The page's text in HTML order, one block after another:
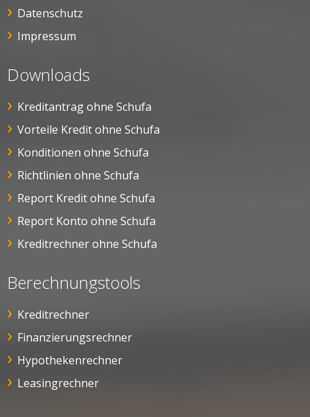
Datenschutz
Impressum
Downloads
Kreditantrag ohne Schufa
Vorteile Kredit ohne Schufa
Konditionen ohne Schufa
Richtlinien ohne Schufa
Report Kredit ohne Schufa
Report Konto ohne Schufa
Kreditrechner ohne Schufa
Berechnungstools
Kreditrechner
Finanzierungsrechner
Hypothekenrechner
Leasingrechner